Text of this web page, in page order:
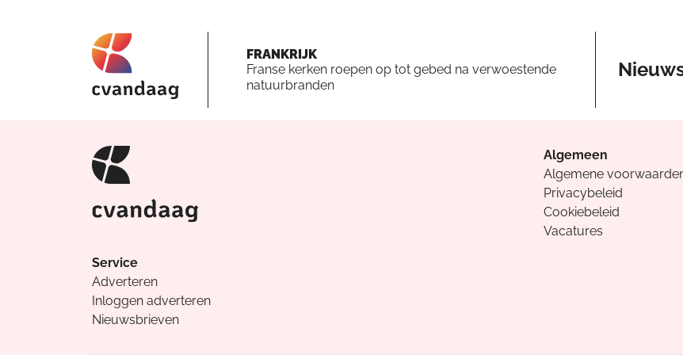
FRANKRIJK
Franse kerken roepen op tot gebed na verwoestende
natuurbranden
Algemeen
Algemene
Privacybeleid
Cookiebeleid
Vacatures
Service
Adverteren
Inloggen adverteren
Nieuwsbrieven